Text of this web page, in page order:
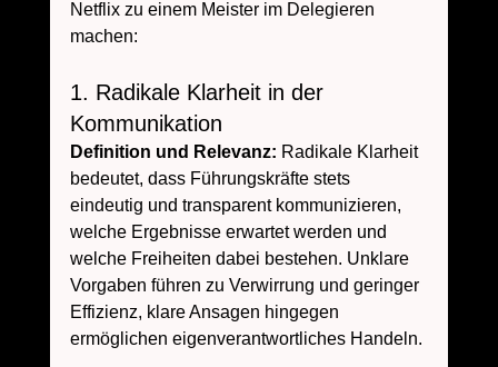
Netflix zu einem Meister im Delegieren
machen:
1. Radikale Klarheit in der
Kommunikation
Definition und Relevanz: Radikale Klarheit
bedeutet, dass Führungskräfte stets
eindeutig und transparent kommunizieren,
welche Ergebnisse erwartet werden und
welche Freiheiten dabei bestehen. Unklare
Vorgaben führen zu Verwirrung und geringer
Effizienz, klare Ansagen hingegen
ermöglichen eigenverantwortliches Handeln.